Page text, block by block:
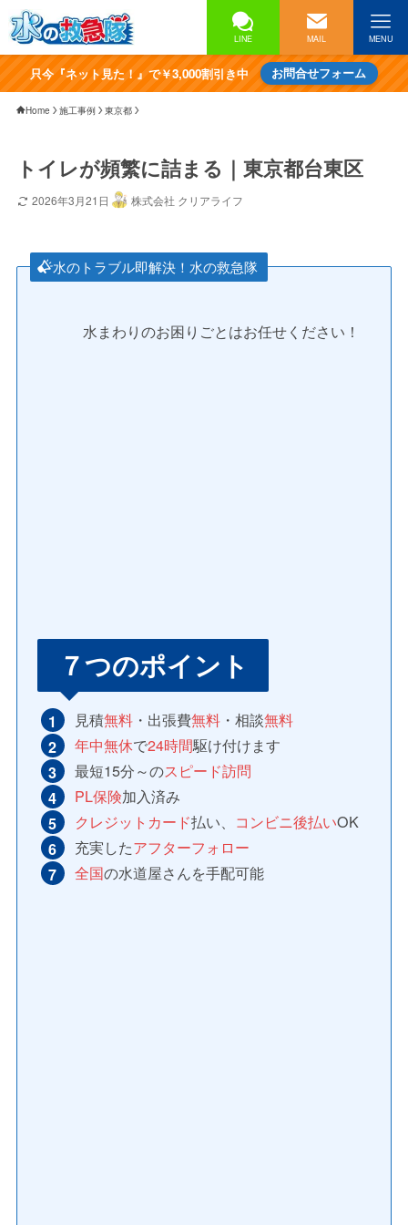
LINE MAIL MENU
只今『ネット見た！』で￥3,000割引き中 お問合せフォーム
Home 施工事例 東京都
トイレが頻繁に詰まる｜東京都台東区
2026年3月21日 株式会社 クリアライフ
水のトラブル即解決！水の救急隊
水まわりのお困りごとはお任せください！
７つのポイント
見積無料・出張費無料・相談無料
年中無休で24時間駆け付けます
最短15分～のスピード訪問
PL保険加入済み
クレジットカード払い、 コンビニ後払いOK
充実したアフターフォロー
全国の水道屋さんを手配可能